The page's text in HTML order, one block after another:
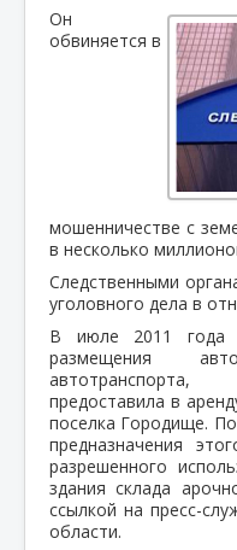
Он
обвиняется в
мошенничестве с
в несколько
Следственными
уголовного дела в
В июле 2011 года
размещения
автотранспорта,
предоставила в
поселка Городище.
предназначения
разрешенного
здания склада
ссылкой на пресс-
области.